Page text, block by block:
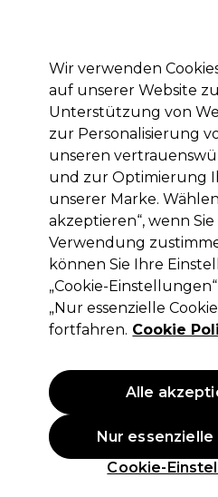
Marken Deals Haare
Lieferung und
– mehr
Wella Professionals
Wella Professionals
Permanente
(68)
12,60 € ohne MwSt.
14,99 €inkl. MwSt.)| 21.00 €
ANGEBOT
Wir verwenden
auf unserer Website
Unterstützung von
zur Personalisierung
unseren
und zur Optimierung
unserer Marke.
akzeptieren“, wenn Sie
Verwendung
können Sie Ihre
„Cookie-
„Nur essenzielle
fortfahren. Cookie
Cookie-
Nur essenzielle
Alle